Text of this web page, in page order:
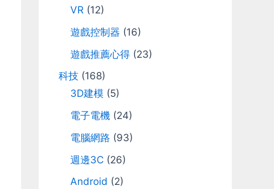
VR (12)
遊戲控制器 (16)
遊戲推薦心得 (23)
科技 (168)
3D建模 (5)
電子電機 (24)
電腦網路 (93)
週邊3C (26)
Android (2)